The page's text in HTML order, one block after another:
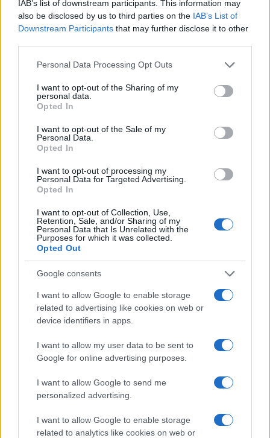
IAB’s list of downstream participants. This information may
also be disclosed by us to third parties on the IAB’s List of
Downstream Participants that may further disclose it to other
Please note that this website/app uses one or more Google
not limited to your visit or usage behaviour. You may click to
grant or deny consent to Google and its third-party tags to
use your data for below specified purposes in below Google
consent section.
Personal Data Processing Opt Outs
I want to opt-out of the Sharing of my
personal data.
Opted In
I want to opt-out of the Sale of my
Personal Data.
Opted In
I want to opt-out of processing my
Personal Data for Targeted Advertising.
Opted In
I want to opt-out of Collection, Use,
Retention, Sale, and/or Sharing of my
Personal Data that Is Unrelated with the
Purposes for which it was collected.
Opted Out
Google consents
I want to allow Google to enable storage
related to advertising like cookies on web or
device identifiers in apps.
I want to allow my user data to be sent to
Google for online advertising purposes.
I want to allow Google to send me
personalized advertising.
I want to allow Google to enable storage
related to analytics like cookies on web or
Guía completa para preparar tu vivienda
Conoce las medidas esenciales para proteger tu hogar…
SALUD Y BIENESTAR
Rutina diaria y nocturna para mayores:
consejos para un sueño reparador
Optimiza el descanso de los mayores con una…